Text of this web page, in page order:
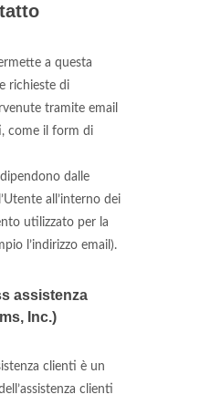
a questa
richieste di
tramite email
come il form di
dalle
all’interno dei
utilizzato per la
l’indirizzo email).
assistenza
Inc.)
clienti è un
clienti